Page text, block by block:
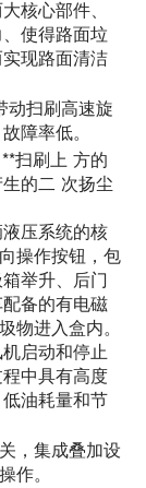
核心部件、
使得路面垃
现路面清洁
动扫刷高速旋
障率低。
扫刷上 方的
的二 次扬尘
压系统的核
操作按钮，包
举升、后门
备的有电磁
物进入盒内。
启动和停止
中具有高度
油耗量和节
，集成叠加设
作。